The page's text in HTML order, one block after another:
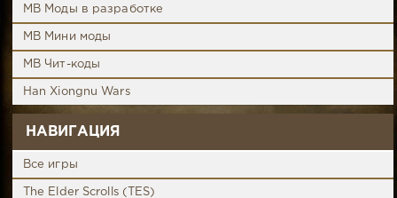
MB Моды в разработке
MB Мини моды
MB Чит-коды
Han Xiongnu Wars
НАВИГАЦИЯ
Все игры
The Elder Scrolls (TES)